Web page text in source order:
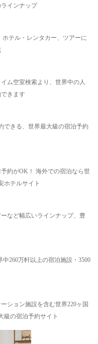
インナップ
テル・レンタカー、ツアーに
ム空室検索より、世界中の人
きます
できる、世界最大級の宿泊予約
約がOK！ 海外での宿泊なら世
ホテルサイト
など幅広いラインナップ、豊
中260万軒以上の宿泊施設・3500
ション施設を含む世界220ヶ国
級の宿泊予約サイト